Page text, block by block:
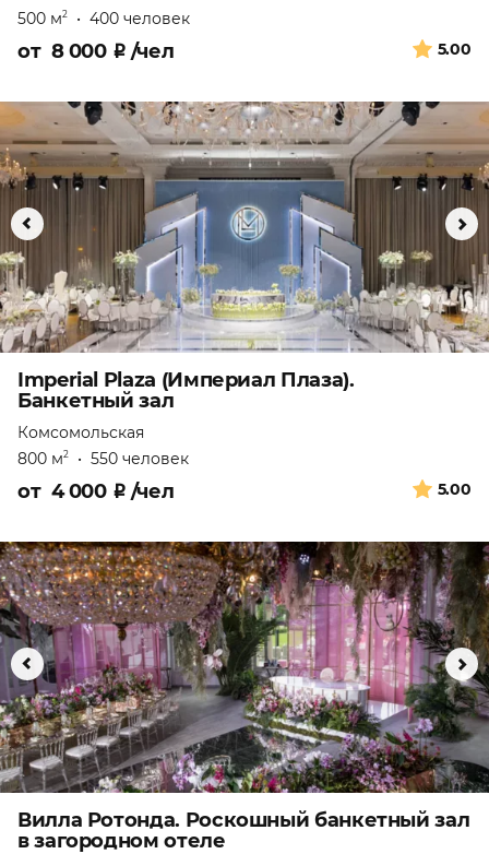
500 м2 • 400 человек
5.00
от 8 000 ₽ /чел
Imperial Plaza (Империал Плаза).
Банкетный зал
Комсомольская
800 м2 • 550 человек
5.00
от 4 000 ₽ /чел
Вилла Ротонда. Роскошный банкетный зал
в загородном отеле